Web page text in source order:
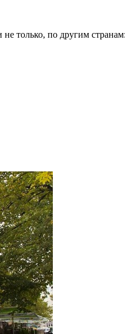
только, по другим